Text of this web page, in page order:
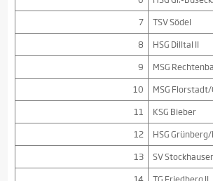
7
TSV Södel
8
HSG Dilltal II
9
MSG
10
MSG
11
KSG Bieber
12
HSG
13
SV